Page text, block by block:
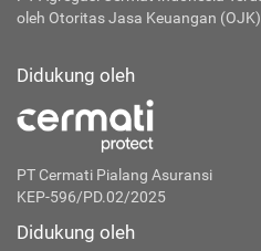
oleh Otoritas Jasa Keuangan (OJK)
Didukung oleh
PT Cermati Pialang Asuransi
KEP-596/PD.02/2025
Didukung oleh